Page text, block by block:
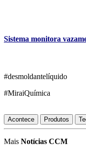
Sistema monitora
#desmoldantelíquido
#MiraiQuímica
Acontece Produtos
Mais Notícias CCM